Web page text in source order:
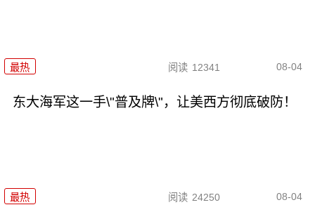
最热 阅读 12341 08-04
东大海军这一手\"普及牌\"，让美西方彻底破防！
最热 阅读 24250 08-04